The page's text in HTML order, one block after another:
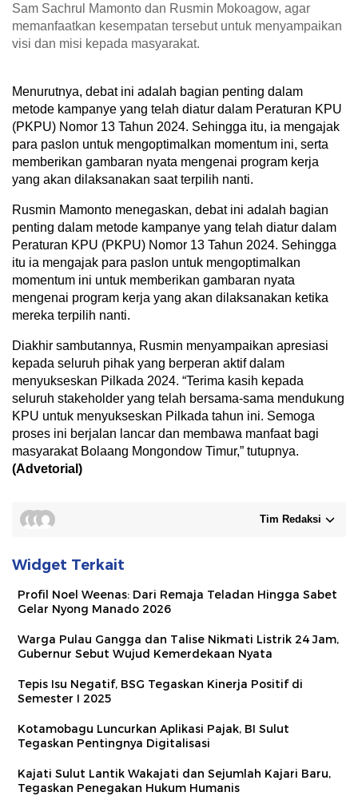
Sam Sachrul Mamonto dan Rusmin Mokoagow, agar
memanfaatkan kesempatan tersebut untuk menyampaikan
visi dan misi kepada masyarakat.
Menurutnya, debat ini adalah bagian penting dalam
metode kampanye yang telah diatur dalam Peraturan KPU
(PKPU) Nomor 13 Tahun 2024. Sehingga itu, ia mengajak
para paslon untuk mengoptimalkan momentum ini, serta
memberikan gambaran nyata mengenai program kerja
yang akan dilaksanakan saat terpilih nanti.
Rusmin Mamonto menegaskan, debat ini adalah bagian
penting dalam metode kampanye yang telah diatur dalam
Peraturan KPU (PKPU) Nomor 13 Tahun 2024. Sehingga
itu ia mengajak para paslon untuk mengoptimalkan
momentum ini untuk memberikan gambaran nyata
mengenai program kerja yang akan dilaksanakan ketika
mereka terpilih nanti.
Diakhir sambutannya, Rusmin menyampaikan apresiasi
kepada seluruh pihak yang berperan aktif dalam
menyukseskan Pilkada 2024. “Terima kasih kepada
seluruh stakeholder yang telah bersama-sama mendukung
KPU untuk menyukseskan Pilkada tahun ini. Semoga
proses ini berjalan lancar dan membawa manfaat bagi
masyarakat Bolaang Mongondow Timur,” tutupnya.
(Advetorial)
Tim Redaksi
Widget Terkait
Profil Noel Weenas: Dari Remaja Teladan Hingga Sabet
Gelar Nyong Manado 2026
Warga Pulau Gangga dan Talise Nikmati Listrik 24 Jam,
Gubernur Sebut Wujud Kemerdekaan Nyata
Tepis Isu Negatif, BSG Tegaskan Kinerja Positif di
Semester I 2025
Kotamobagu Luncurkan Aplikasi Pajak, BI Sulut
Tegaskan Pentingnya Digitalisasi
Kajati Sulut Lantik Wakajati dan Sejumlah Kajari Baru,
Tegaskan Penegakan Hukum Humanis